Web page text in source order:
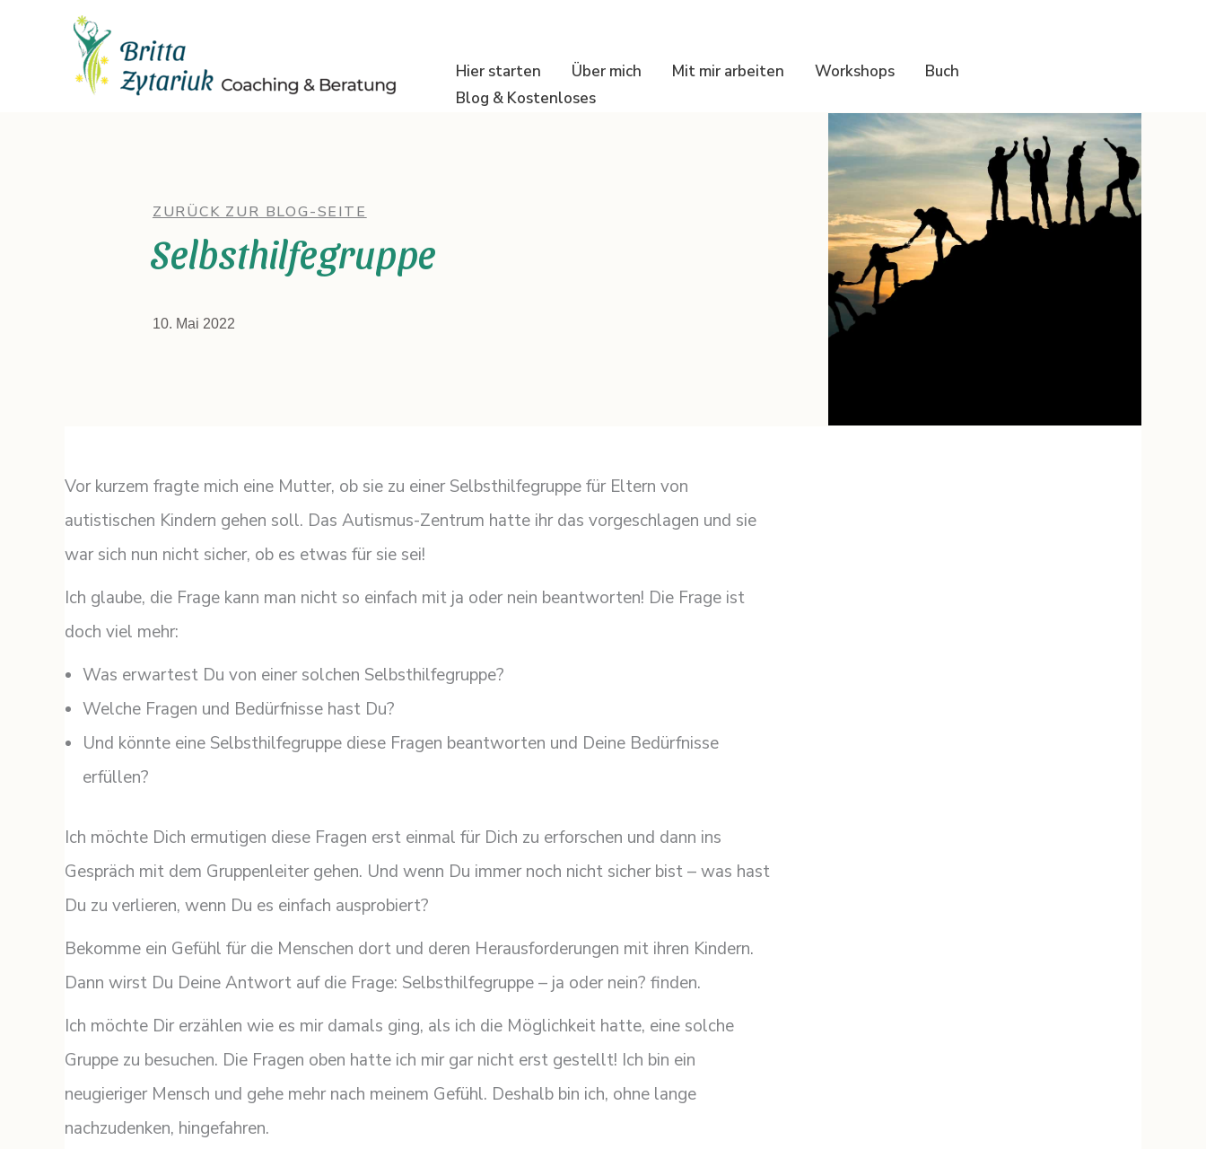
Hier starten Über mich Mit mir arbeiten Workshops
Buch
Blog & Kostenloses
ZURÜCK ZUR BLOG-SEITE
Selbsthilfegruppe
10. Mai 2022
Vor kurzem fragte mich eine Mutter, ob sie zu einer Selbsthilfegruppe für Eltern von
autistischen Kindern gehen soll. Das Autismus-Zentrum hatte ihr das vorgeschlagen und sie
war sich nun nicht sicher, ob es etwas für sie sei!
Ich glaube, die Frage kann man nicht so einfach mit ja oder nein beantworten! Die Frage ist
doch viel mehr:
Was erwartest Du von einer solchen Selbsthilfegruppe?
Welche Fragen und Bedürfnisse hast Du?
Und könnte eine Selbsthilfegruppe diese Fragen beantworten und Deine Bedürfnisse
erfüllen?
Ich möchte Dich ermutigen diese Fragen erst einmal für Dich zu erforschen und dann ins
Gespräch mit dem Gruppenleiter gehen. Und wenn Du immer noch nicht sicher bist – was hast
Du zu verlieren, wenn Du es einfach ausprobiert?
Bekomme ein Gefühl für die Menschen dort und deren Herausforderungen mit ihren Kindern.
Dann wirst Du Deine Antwort auf die Frage: Selbsthilfegruppe – ja oder nein? finden.
Ich möchte Dir erzählen wie es mir damals ging, als ich die Möglichkeit hatte, eine solche
Gruppe zu besuchen. Die Fragen oben hatte ich mir gar nicht erst gestellt! Ich bin ein
neugieriger Mensch und gehe mehr nach meinem Gefühl. Deshalb bin ich, ohne lange
nachzudenken, hingefahren.